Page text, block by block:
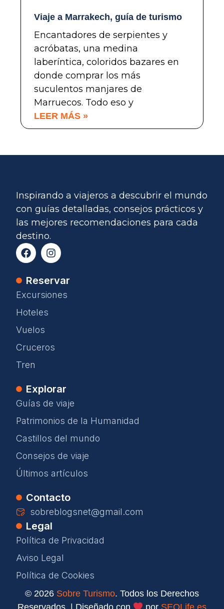
Viaje a Marrakech, guía de turismo
Encantadores de serpientes y
acróbatas, una medina
laberíntica, coloridos bazares en
donde comprar los más
suculentos manjares de
Marruecos. Todo eso y
LEER MÁS »
Inspirando a viajeros a descubrir el mundo
con guías detalladas, consejos prácticos y
las mejores recomendaciones para cada
destino.
Reservar
Excursiones
Hoteles
Vuelos
Cruceros
Tren
Explorar
Guías de viaje
Patrimonios de la Humanidad
Castillos del mundo
Consejos de viaje
Últimos artículos
Contacto
sobreblogsnet@gmail.com
Legal
Política de Privacidad
Aviso Legal
Política de Cookies
© 2026 Sobre Turismo. Todos los Derechos